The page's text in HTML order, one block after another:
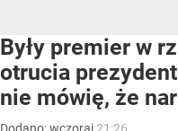
Były premier w
otrucia
nie mówię, że